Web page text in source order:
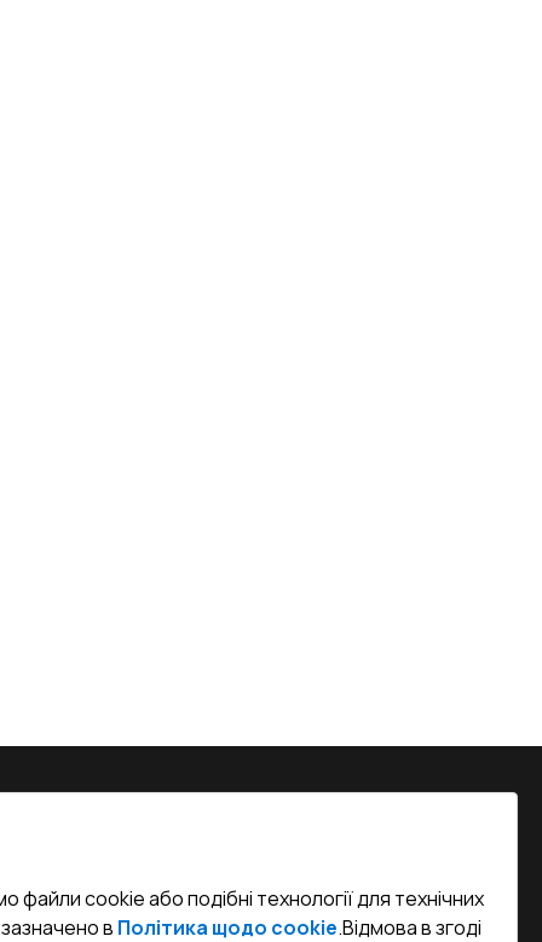
cookie або подібні технології для технічних
в Політика щодо cookie.Відмова в згоді